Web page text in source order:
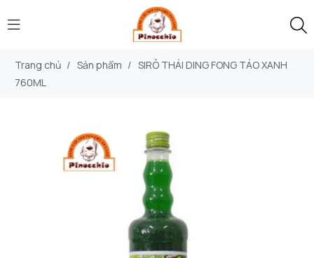
Trang chủ / Sản phẩm / SIRÔ THÁI DING FONG TÁO XANH
760ML